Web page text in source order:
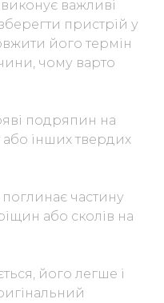
важливі
пристрій у
його термін
чому варто
подряпин на
або інших твердих
частину
або сколів на
його легше і